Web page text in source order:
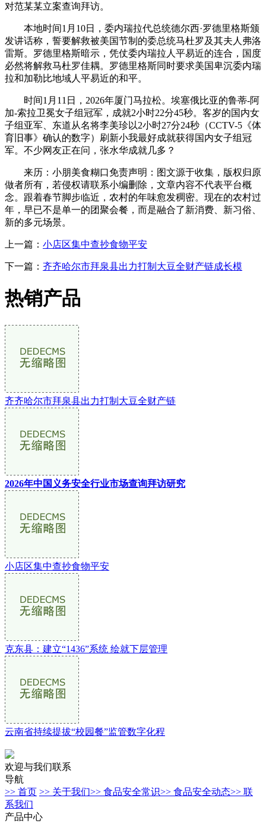
对范某某立案查询拜访。
本地时间1月10日，委内瑞拉代总统德尔西·罗德里格斯颁
发讲话称，誓要解救被美国节制的委总统马杜罗及其夫人弗洛
雷斯。罗德里格斯暗示，凭仗委内瑞拉人平易近的连合，国度
必然将解救马杜罗佳耦。罗德里格斯同时要求美国卑沉委内瑞
拉和加勒比地域人平易近的和平。
时间1月11日，2026年厦门马拉松。埃塞俄比亚的鲁蒂-阿
加-索拉卫冕女子组冠军，成就2小时22分45秒。客岁的国内女
子组亚军、东道从名将李美珍以2小时27分24秒（CCTV-5《体
育旧事》确认的数字）刷新小我最好成就获得国内女子组冠
军。不少网友正在问，张水华成就几多？
来历：小朋美食糊口免责声明：图文源于收集，版权归原
做者所有，若侵权请联系小编删除，文章内容不代表平台概
念。跟着春节脚步临近，农村的年味愈发稠密。现在的农村过
年，早已不是单一的团聚会餐，而是融合了新消费、新习俗、
新的多元场景。
上一篇： 小店区集中查抄食物平安
下一篇： 齐齐哈尔市拜泉县出力打制大豆全财产链成长模
热销产品
齐齐哈尔市拜泉县出力打制大豆全财产链
2026年中国义务安全行业市场查询拜访研究
小店区集中查抄食物平安
克东县：建立“1436”系统 绘就下层管理
云南省持续提拔“校园餐”监管数字化程
欢迎与我们联系
导航
>> 首页 >> 关于我们>> 食品安全常识>> 食品安全动态>> 联
系我们
产品中心